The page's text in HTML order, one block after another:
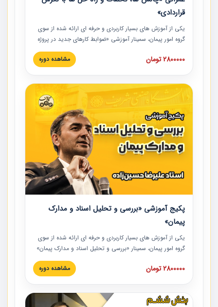
قراردادی»
یکی از آموزش‏‏‏‏‏‏ های بسیار کاربردی و حرفه‏ ای ارائه شده از سوی
گروه امور پیمان، سمینار آموزشی «ضوابط کارهای جدید در پروژه
های عمرانی» چالش ها، تخلفات و راه حل ها با نگرش قراردادی
است که در محل سندیکای شرکت های ساختمانی کشور ارائه شد.
مدارک پیمان به همراه تجربیات عملی ارائه شده است.
2800000 تومان مشاهده دوره
پکیج آموزشی «بررسی و تحلیل اسناد و مدارک
پیمان»
یکی از آموزش‏‏‏‏‏‏ های بسیار کاربردی و حرفه‏ ای ارائه شده از سوی
گروه امور پیمان، سمینار «بررسی و تحلیل اسناد و مدارک پیمان»
است که در دانشگاه صنعتی شریف ارائه شد. در این آموزش
نکات کلیدی مربوط به اسناد و مدارک پیمان، اولویت بندی اسناد
پیمان به همراه تجربیات عملی در این خصوص ارائه شده است.
2800000 تومان مشاهده دوره